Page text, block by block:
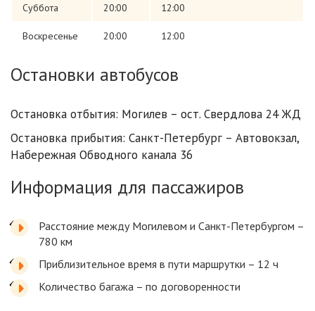
Суббота 20:00 12:00
Воскресенье 20:00 12:00
Остановки автобусов
Остановка отбытия: Могилев – ост. Свердлова 24 ЖД
Остановка прибытия: Санкт-Петербург – Автовокзал,
Набережная Обводного канала 36
Информация для пассажиров
Расстояние между Могилевом и Санкт-Петербургом –
780 км
Приблизительное время в пути маршрутки – 12 ч
Количество багажа – по договоренности